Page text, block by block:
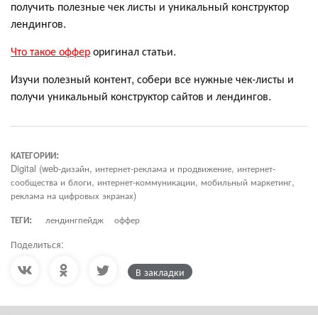
получить полезные чек листы и уникальный конструктор
лендингов.
Что такое оффероригинал статьи.
Изучи полезный контент, собери все нужные чек-листы и
получи уникальный конструктор сайтов и лендингов.
КАТЕГОРИИ:
Digital (web-дизайн, интернет-реклама и продвижение, интернет-
сообщества и блоги, интернет-коммуникации, мобильный маркетинг,
реклама на цифровых экранах)
ТЕГИ:
лендингпейдж оффер
Поделиться:
В закладки